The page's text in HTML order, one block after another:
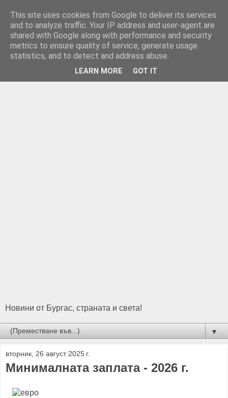
Новини от Бургас, страната и света!
▼
вторник, 26 август 2025 г.
Минималната заплата - 2026 г.
This site uses cookies from Google to deliver its services
and to analyze traffic. Your IP address and user-agent are
shared with Google along with performance and security
metrics to ensure quality of service, generate usage
statistics, and to detect and address abuse.
LEARN MORE GOT IT